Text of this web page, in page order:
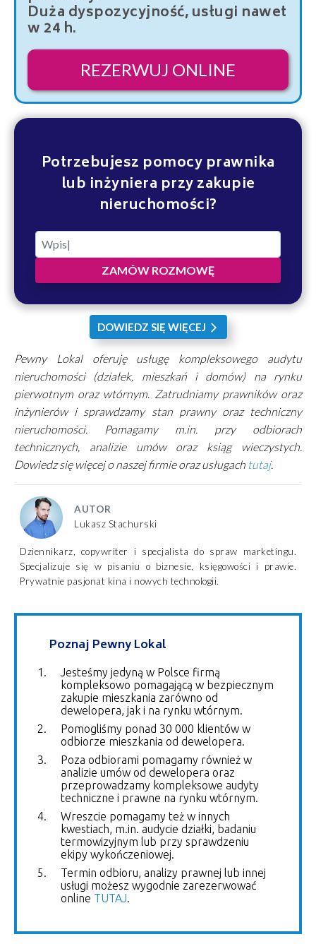
Duża dyspozycyjność, usługi nawet
w 24 h.
REZERWUJ ONLINE
Potrzebujesz pomocy prawnika
lub inżyniera przy zakupie
nieruchomości?
ZAMÓW ROZMOWĘ
DOWIEDZ SIĘ WIĘCEJ arrow_forward_ios
Pewny Lokal oferuję usługę kompleksowego audytu
nieruchomości (działek, mieszkań i domów) na rynku
pierwotnym oraz wtórnym. Zatrudniamy prawników oraz
inżynierów i sprawdzamy stan prawny oraz techniczny
nieruchomości. Pomagamy m.in. przy odbiorach
technicznych, analizie umów oraz ksiąg wieczystych.
Dowiedz się więcej o naszej firmie oraz usługach tutaj.
AUTOR
Lukasz Stachurski
Dziennikarz, copywriter i specjalista do spraw marketingu.
Specjalizuje się w pisaniu o biznesie, księgowości i prawie.
Prywatnie pasjonat kina i nowych technologii.
Poznaj Pewny Lokal
Jesteśmy jedyną w Polsce firmą
kompleksowo pomagającą w bezpiecznym
zakupie mieszkania zarówno od
dewelopera, jak i na rynku wtórnym.
Pomogliśmy ponad 30 000 klientów w
odbiorze mieszkania od dewelopera.
Poza odbiorami pomagamy również w
analizie umów od dewelopera oraz
przeprowadzamy kompleksowe audyty
techniczne i prawne na rynku wtórnym.
Wreszcie pomagamy też w innych
kwestiach, m.in. audycie działki, badaniu
termowizyjnym lub przy sprawdzeniu
ekipy wykończeniowej.
Termin odbioru, analizy prawnej lub innej
usługi możesz wygodnie zarezerwować
online TUTAJ